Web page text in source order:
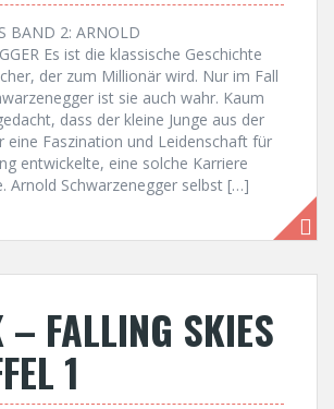
BAND 2: ARNOLD
Es ist die klassische Geschichte
der zum Millionär wird. Nur im Fall
ist sie auch wahr. Kaum
dass der kleine Junge aus der
eine Faszination und Leidenschaft für
entwickelte, eine solche Karriere
Arnold Schwarzenegger selbst […]
FALLING SKIES
1